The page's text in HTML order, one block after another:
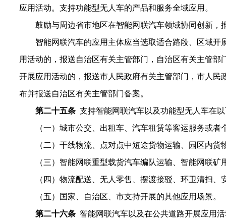
应用活动。支持功能型无人车的产品和服务全域应用。
鼓励与周边省市地区在智能网联汽车领域协同创新，
智能网联汽车的应用主体应当选取适合路段、区域
用活动的，报送自治区有关主管部门，自治区有关主管
开展应用活动的，报送市人民政府有关主管部门，市人
布并报送自治区有关主管部门备案。
第二十五条 支持智能网联汽车以及功能型无人车在
（一）城市公交、出租车、汽车租赁等客运服务或者
（二） 干线物流、点对点中短途货物运输、园区内货
（三） 智能网联重型载货汽车编队运输、 智能网联矿
（四） 物流配送 、无人零售、摆渡接驳、环卫清扫
（五）国家 、自治区 、市支持开展的其他应用场景。
第二十六条 智能网联汽车以及在公共道路开展应用